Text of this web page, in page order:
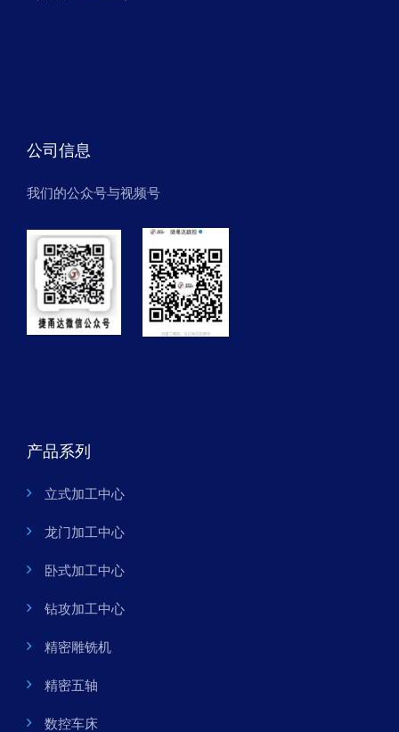
公司信息
我们的公众号与视频号
产品系列
立式加工中心
龙门加工中心
卧式加工中心
钻攻加工中心
精密雕铣机
精密五轴
数控车床